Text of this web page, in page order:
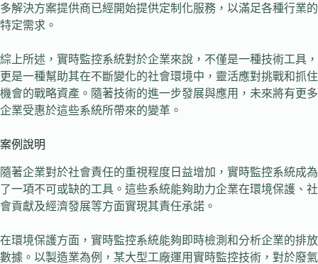
多解決方案提供商已經開始提供定制化服務，以滿足各種行業的
特定需求。
綜上所述，實時監控系統對於企業來說，不僅是一種技術工具，
更是一種幫助其在不斷變化的社會環境中，靈活應對挑戰和抓住
機會的戰略資產。隨著技術的進一步發展與應用，未來將有更多
企業受惠於這些系統所帶來的變革。
案例說明
隨著企業對於社會責任的重視程度日益增加，實時監控系統成為
了一項不可或缺的工具。這些系統能夠助力企業在環境保護、社
會貢獻及經濟發展等方面實現其責任承諾。
在環境保護方面，實時監控系統能夠即時檢測和分析企業的排放
數據。以製造業為例，某大型工廠運用實時監控技術，對於廢氣